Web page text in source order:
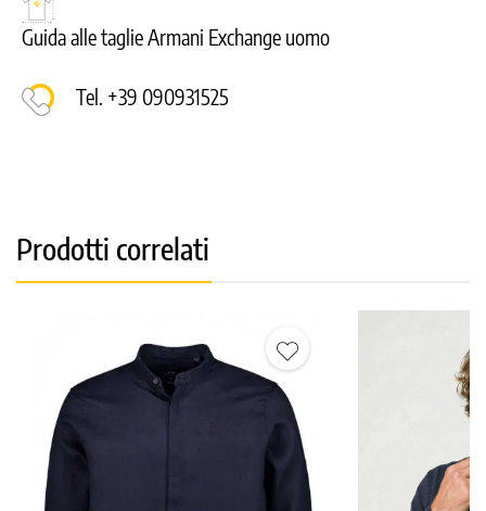
Guida alle taglie Armani Exchange uomo
Tel. +39 090931525
Prodotti correlati